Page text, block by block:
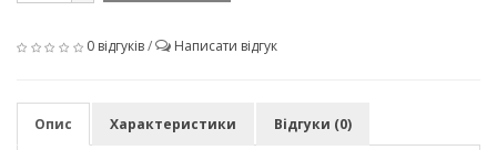
0 відгуків/ Написати відгук
Опис Характеристики Відгуки (0)